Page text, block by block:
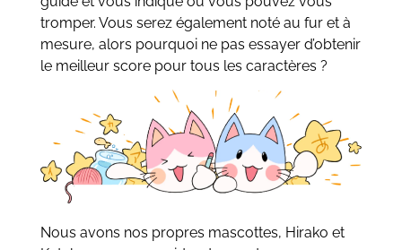
tromper. Vous serez également noté au fur et à
mesure, alors pourquoi ne pas essayer d’obtenir
le meilleur score pour tous les caractères ?
Nous avons nos propres mascottes, Hirako et